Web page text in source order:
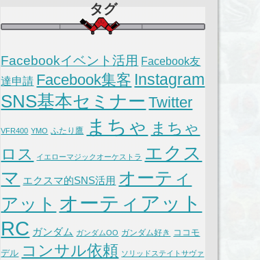
タグ
Facebookイベント活用 Facebook友
達申請 Facebook集客 Instagram
SNS基本セミナー Twitter
VFR400 YMO ふたり鷹 まちゃ まちゃ
ロス
イエローマジックオーケストラ
エクス
マ エクスマ的SNS活用 オーティ
アット オーティアット
RC ガンダム ガンダムOO ガンダム好き ココモ
デル コンサル依頼 ソリッドステイトサヴァ